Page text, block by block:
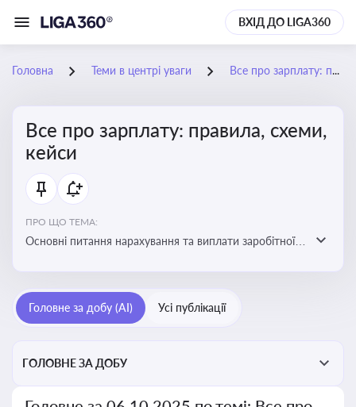
ВХІД ДО LIGA360
Головна Теми в центрі уваги Все про зарплату: правила, схеми, кейси
Все про зарплату: правила, схеми,
кейси
ПРО ЩО ТЕМА:
Основні питання нарахування та виплати заробітної
інформації про можливі схеми зловживань
Головне за добу (AI) Усі публікації
ГОЛОВНЕ ЗА ДОБУ